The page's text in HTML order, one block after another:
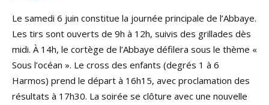
Le samedi 6 juin constitue la journée principale de l’Abbaye.
Les tirs sont ouverts de 9h à 12h, suivis des grillades dès
midi. À 14h, le cortège de l’Abbaye défilera sous le thème «
Sous l’océan ». Le cross des enfants (degrés 1 à 6
Harmos) prend le départ à 16h15, avec proclamation des
résultats à 17h30. La soirée se clôture avec une nouvelle